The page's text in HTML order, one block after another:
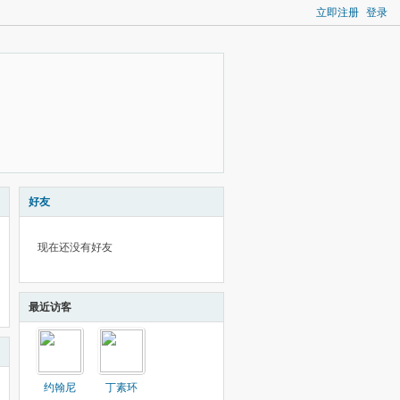
立即注册 登录
好友
现在还没有好友
最近访客
约翰尼
丁素环